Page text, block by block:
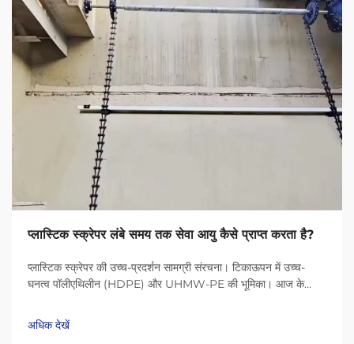
प्लास्टिक स्क्रेपर लंबे समय तक सेवा आयु कैसे प्राप्त करता है?
प्लास्टिक स्क्रेपर की उच्च-प्रदर्शन सामग्री संरचना। टिकाऊपन में उच्च-
घनत्व पॉलीएथिलीन (HDPE) और UHMW-PE की भूमिका। आज के
(अल्ट्रा-हाई मॉलिक्यूलर वेट पॉलीएथिलीन) जैसी सामग्री के कारण बहुत लंबे
समय तक चलते हैं...
अधिक देखें